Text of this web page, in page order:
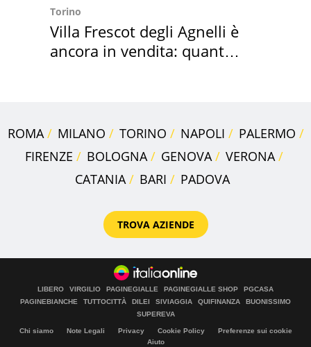
Torino
Villa Frescot degli Agnelli è
ancora in vendita: quanto
ROMA MILANO TORINO NAPOLI
PALERMO
FIRENZE
BOLOGNA GENOVA
VERONA
CATANIA
BARI PADOVA
TROVA AZIENDE
LIBERO VIRGILIO PAGINEGIALLE PAGINEGIALLE SHOP
PGCASA
PAGINEBIANCHE
TUTTOCITTÀ DILEI SIVIAGGIA QUIFINANZA
BUONISSIMO
SUPEREVA
Chi siamo Note Legali Privacy Cookie Policy
Preferenze sui cookie
Aiuto